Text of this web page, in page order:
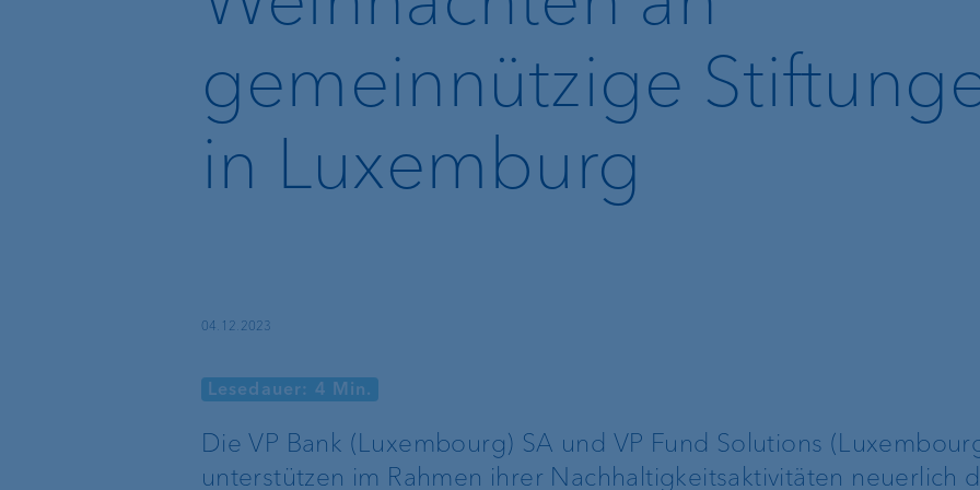
Recommender
Echtzeitüberweisung
und VoP
VP Bank Developer
Basisdienstleistungen
Rechtsanwälte
VP Bank Connect
gemeinnützige
in Luxemburg
04.12.2023
Lesedauer: 4 Min.
Die VP Bank (Luxembourg) SA und VP Fund Solutions
unterstützen im Rahmen ihrer Nachhaltigkeitsaktivitäten neuerlich